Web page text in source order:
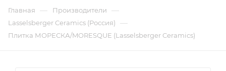
Главная — Производители —
Lasselsberger Ceramics (Россия) —
Плитка МОРЕСКА/MORESQUE (Lasselsberger Ceramics)